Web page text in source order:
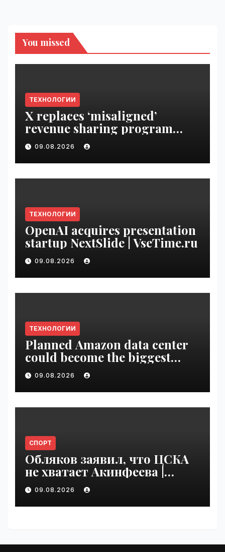
You missed
ТЕХНОЛОГИИ
X replaces ‘misaligned’
revenue sharing program
with Original Content
Rewards | VseTime.ru
09.08.2026
ТЕХНОЛОГИИ
OpenAI acquires presentation
startup NextSlide | VseTime.ru
09.08.2026
ТЕХНОЛОГИИ
Planned Amazon data center
could become the biggest
climate polluter in the U.S. |
VseTime.ru
09.08.2026
СПОРТ
Обляков заявил, что ЦСКА
не хватает Акинфеева |
VseTime.ru
09.08.2026